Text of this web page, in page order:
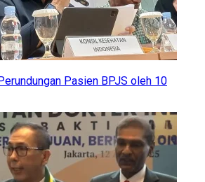
Pasien BPJS oleh 10